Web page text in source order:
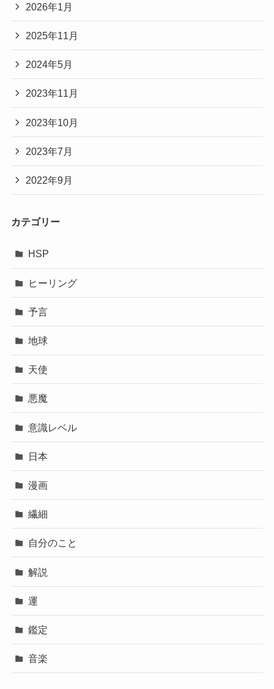
2026年1月
2025年11月
2024年5月
2023年11月
2023年10月
2023年7月
2022年9月
カテゴリー
HSP
ヒーリング
予言
地球
天使
悪魔
意識レベル
日本
漫画
繊細
自分のこと
解説
運
鑑定
音楽